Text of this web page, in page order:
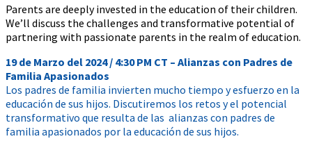
Parents are deeply invested in the education of their children.
We’ll discuss the challenges and transformative potential of
partnering with passionate parents in the realm of education.
19 de Marzo del 2024 / 4:30 PM CT – Alianzas con Padres de
Familia Apasionados
Los padres de familia invierten mucho tiempo y esfuerzo en la
educación de sus hijos. Discutiremos los retos y el potencial
transformativo que resulta de las alianzas con padres de
familia apasionados por la educación de sus hijos.